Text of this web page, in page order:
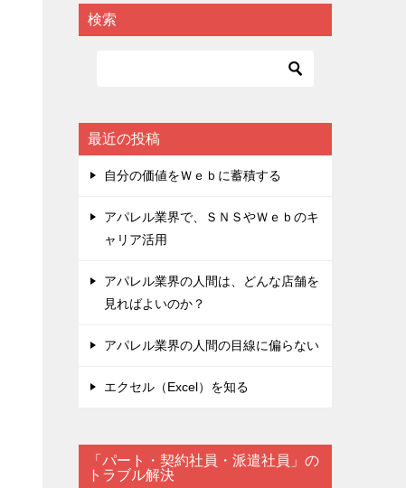
検索
最近の投稿
自分の価値をＷｅｂに蓄積する
アパレル業界で、ＳＮＳやＷｅｂのキ
ャリア活用
アパレル業界の人間は、どんな店舗を
見ればよいのか？
アパレル業界の人間の目線に偏らない
エクセル（Excel）を知る
「パート・契約社員・派遣社員」の
トラブル解決